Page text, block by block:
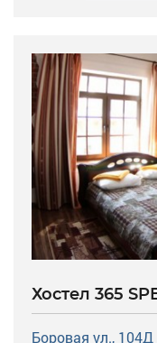
Хостел 365
Боровая ул., 104Д